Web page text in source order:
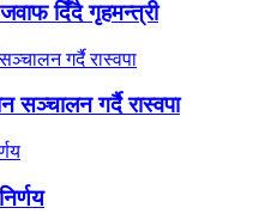
दिँदै गृहमन्त्री
सञ्चालन गर्दै रास्वपा